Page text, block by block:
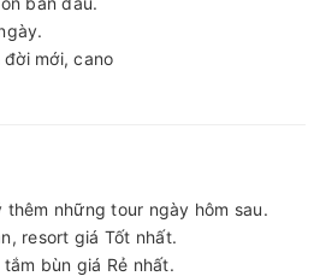
mới, cano
những tour ngày hôm sau.
resort giá Tốt nhất.
bùn giá Rẻ nhất.